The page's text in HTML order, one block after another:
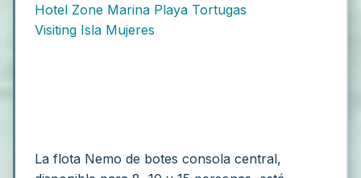
Hotel Zone Marina Playa Tortugas
Visiting Isla Mujeres
La flota Nemo de botes consola central,